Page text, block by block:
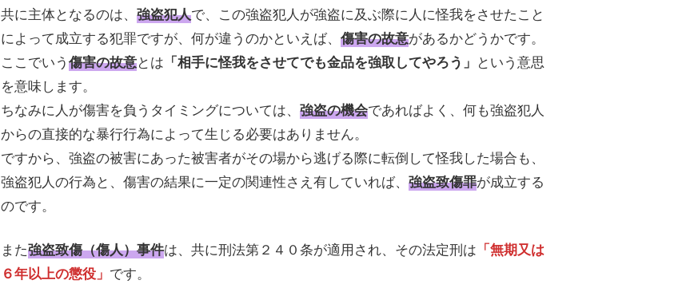
共に主体となるのは、 強盗犯人で、この強盗犯人が強盗に及ぶ際に人に怪我をさせたこと
によって成立する犯罪ですが、何が違うのかといえば、 傷害の故意があるかどうかです。
ここでいう傷害の故意とは 「相手に怪我をさせてでも金品を強取してやろう」 という意思
を意味します。
ちなみに人が傷害を負うタイミングについては、 強盗の機会であればよく、何も強盗犯人
からの直接的な暴行行為によって生じる必要はありません。
ですから、強盗の被害にあった被害者がその場から逃げる際に転倒して怪我した場合も、
強盗犯人の行為と、傷害の結果に一定の関連性さえ有していれば、 強盗致傷罪が成立する
のです。
また強盗致傷（傷人）事件は、共に刑法第２４０条が適用され、その法定刑は 「無期又は
６年以上の懲役」 です。